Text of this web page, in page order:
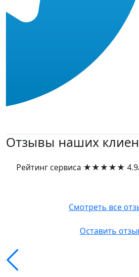
Отзывы наших
Рейтинг сервиса ★★★★★
Смотреть все
Оставить